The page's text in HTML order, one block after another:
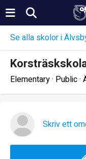
Se alla skolor i
Elementary · Public ·
Skriv ett